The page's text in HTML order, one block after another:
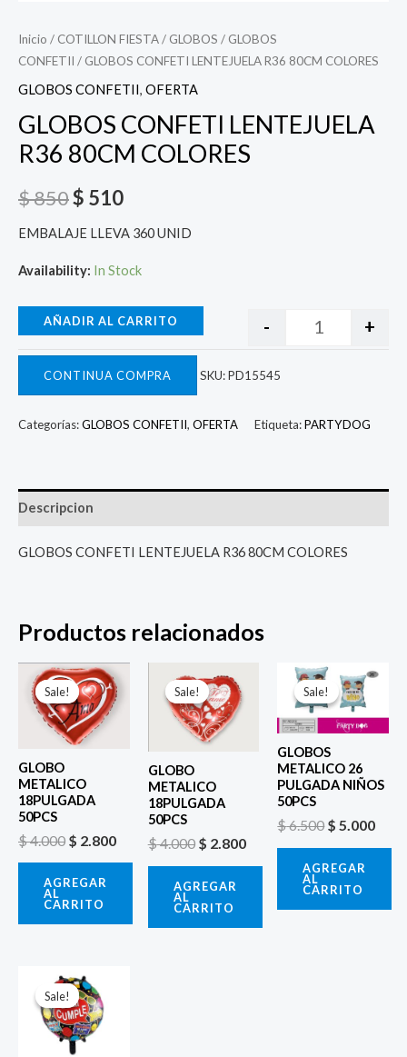
Inicio / COTILLON FIESTA/ GLOBOS / GLOBOS
CONFETII / GLOBOS CONFETI LENTEJUELA R36 80CM COLORES
GLOBOS CONFETII, OFERTA
GLOBOS CONFETI LENTEJUELA
R36 80CM COLORES
$850$ 510
EMBALAJE LLEVA 360 UNID
Availability: In Stock
- +
AÑADIR AL CARRITO
CONTINUA COMPRA SKU:PD15545
Categorías:GLOBOS CONFETII, OFERTA Etiqueta:PARTYDOG
Descripcion
GLOBOS CONFETI LENTEJUELA R36 80CM COLORES
Productos relacionados
Sale!
Sale!
GLOBO
METALICO
18PULGADA
50PCS
$4.000
El
precio
original
era:
$ 4.000.
$ 2.800
precio
actual
AGREGAR
AL
CARRITO
Sale!
Sale!
GLOBO
METALICO
18PULGADA
50PCS
$4.000
precio
original
era:
$ 4.000.
$ 2.800
AGREGAR
AL
CARRITO
Sale!
Sale!
GLOBOS
METALICO 26
PULGADA NIÑOS
50PCS
$6.500
El
precio
original
era:
$ 5.000
El
AGREGAR
AL
CARRITO
Sale!
Sale!
El
precio
original
era:
$ 4.000.